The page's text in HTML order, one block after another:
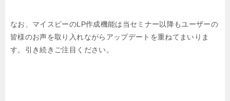
なお、マイスピーのLP作成機能は当セミナー以降もユーザーの
皆様のお声を取り入れながらアップデートを重ねてまいりま
す。引き続きご注目ください。